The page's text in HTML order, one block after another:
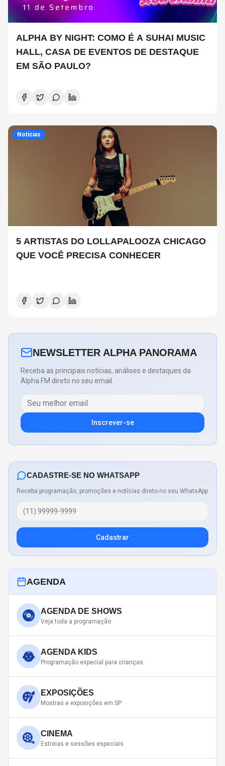
ALPHA BY NIGHT: COMO É A SUHAI MUSIC
HALL, CASA DE EVENTOS DE DESTAQUE
EM SÃO PAULO?
Noticias
5 ARTISTAS DO LOLLAPALOOZA CHICAGO
QUE VOCÊ PRECISA CONHECER
NEWSLETTER ALPHA PANORAMA
Receba as principais notícias, análises e destaques da
Alpha FM direto no seu email.
Inscrever-se
CADASTRE-SE NO WHATSAPP
Receba programação, promoções e notícias direto no seu WhatsApp
Cadastrar
AGENDA
AGENDA DE SHOWS
Veja toda a programação
AGENDA KIDS
Programação especial para crianças
EXPOSIÇÕES
Mostras e exposições em SP
CINEMA
Estreias e sessões especiais